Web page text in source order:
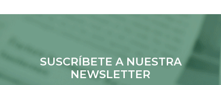
SUSCRÍBETE A NUESTRA
NEWSLETTER